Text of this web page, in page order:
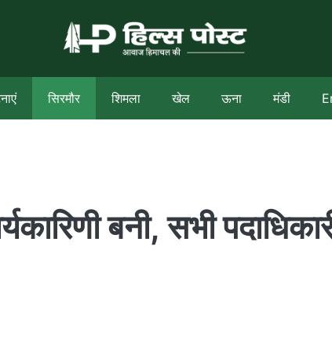
सिरमौर शिमला खेल ऊना मंडी
बनी, सभी